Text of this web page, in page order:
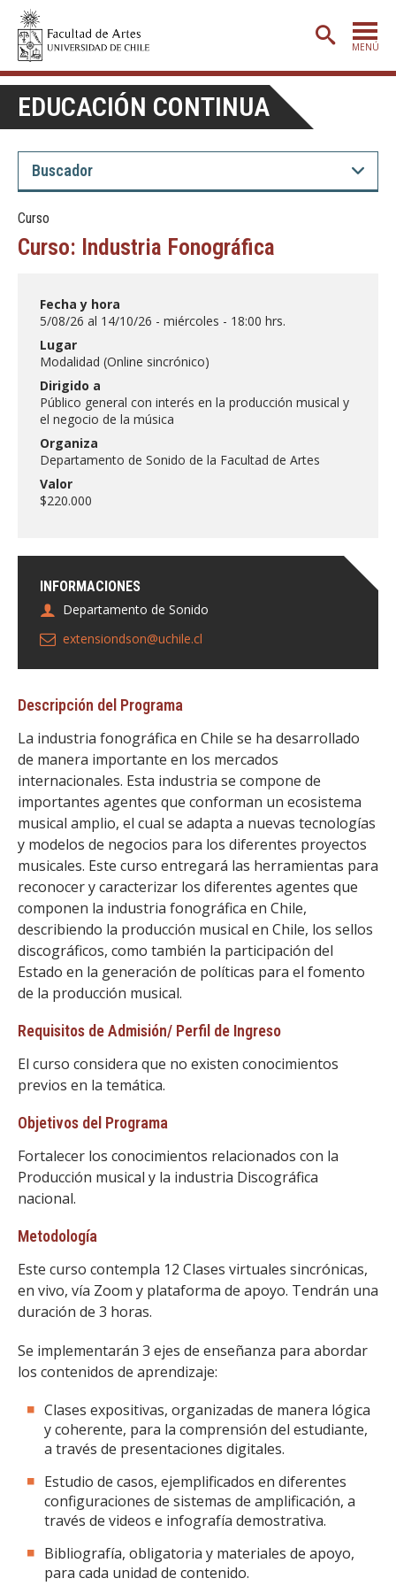
MENÚ
PORTADA
ADMISIÓN
CARRERAS
CREACIÓN
DEPARTAMENTOS
FACULTAD
Estudiantes
Académicas/os
EDUCACIÓN CONTINUA
Curso
Curso: Industria Fonográfica
INFORMACIONES
Departamento de Sonido
extensiondson@uchile.cl
Fecha y hora
5/08/26 al 14/10/26 - miércoles - 18:00 hrs.
Lugar
Modalidad (Online sincrónico)
Dirigido a
Público general con interés en la producción musical y
el negocio de la música
Organiza
Departamento de Sonido de la Facultad de Artes
Valor
$220.000
Descripción del Programa
La industria fonográfica en Chile se ha desarrollado
de manera importante en los mercados
internacionales. Esta industria se compone de
importantes agentes que conforman un ecosistema
musical amplio, el cual se adapta a nuevas tecnologías
y modelos de negocios para los diferentes proyectos
musicales. Este curso entregará las herramientas para
reconocer y caracterizar los diferentes agentes que
componen la industria fonográfica en Chile,
describiendo la producción musical en Chile, los sellos
discográficos, como también la participación del
Estado en la generación de políticas para el fomento
de la producción musical.
Requisitos de Admisión/ Perfil de Ingreso
El curso considera que no existen conocimientos
previos en la temática.
Objetivos del Programa
Fortalecer los conocimientos relacionados con la
Producción musical y la industria Discográfica
nacional.
Metodología
Este curso contempla 12 Clases virtuales sincrónicas,
en vivo, vía Zoom y plataforma de apoyo. Tendrán una
duración de 3 horas.
Se implementarán 3 ejes de enseñanza para abordar
los contenidos de aprendizaje:
Clases expositivas, organizadas de manera lógica
y coherente, para la comprensión del estudiante,
a través de presentaciones digitales.
Estudio de casos, ejemplificados en diferentes
configuraciones de sistemas de amplificación, a
través de videos e infografía demostrativa.
Bibliografía, obligatoria y materiales de apoyo,
para cada unidad de contenido.